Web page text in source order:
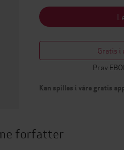
Gratis i
Prøv
Kan spilles i våre gratis
forfatter